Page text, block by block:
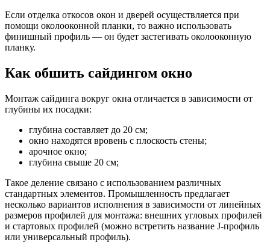
Если отделка откосов окон и дверей осуществляется при
помощи околооконной планки, то важно использовать
финишный профиль — он будет застегивать околооконную
планку.
Как обшить сайдингом окно
Монтаж сайдинга вокруг окна отличается в зависимости от
глубины их посадки:
глубина составляет до 20 см;
окно находятся вровень с плоскость стены;
арочное окно;
глубина свыше 20 см;
Такое деление связано с использованием различных
стандартных элементов. Промышленность предлагает
несколько вариантов исполнения в зависимости от линейных
размеров профилей для монтажа: внешних угловых профилей
и стартовых профилей (можно встретить название J-профиль
или универсальный профиль).